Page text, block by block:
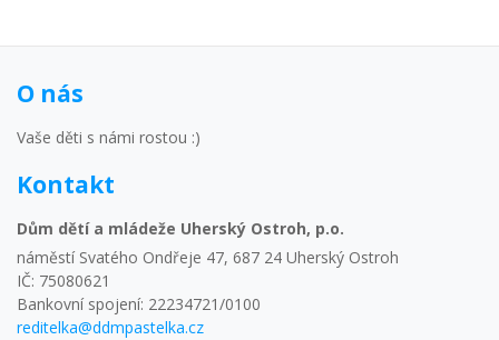
O nás
Vaše děti s námi rostou :)
Kontakt
Dům dětí a mládeže Uherský Ostroh, p.o.
náměstí Svatého Ondřeje 47, 687 24 Uherský Ostroh
IČ: 75080621
Bankovní spojení: 22234721/0100
reditelka@ddmpastelka.cz